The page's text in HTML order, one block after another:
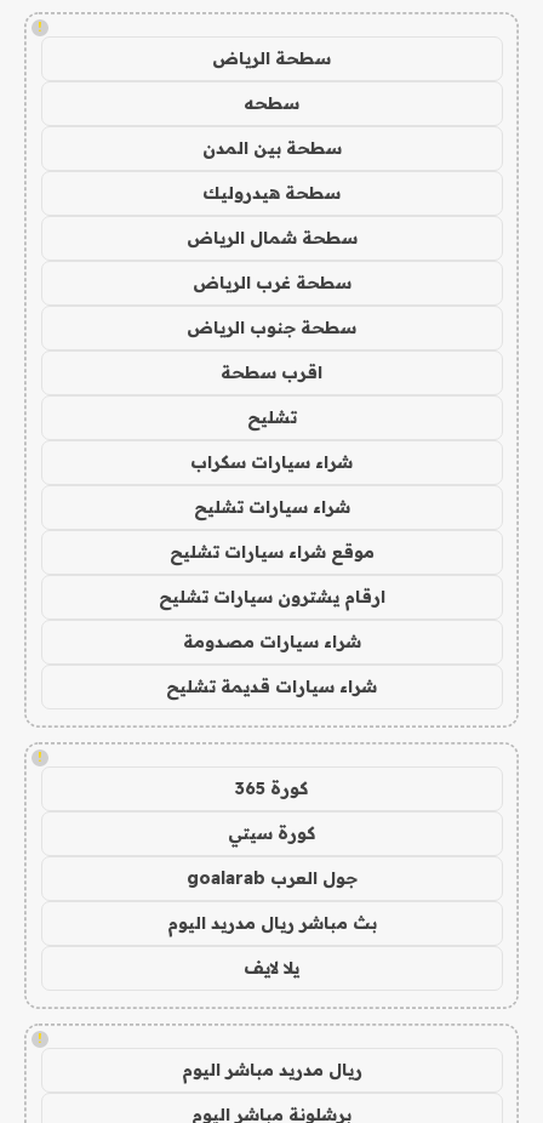
!
سطحة الرياض
سطحه
سطحة بين المدن
سطحة هيدروليك
سطحة شمال الرياض
سطحة غرب الرياض
سطحة جنوب الرياض
اقرب سطحة
تشليح
شراء سيارات سكراب
شراء سيارات تشليح
موقع شراء سيارات تشليح
ارقام يشترون سيارات تشليح
شراء سيارات مصدومة
شراء سيارات قديمة تشليح
!
كورة 365
كورة سيتي
جول العرب goalarab
بث مباشر ريال مدريد اليوم
يلا لايف
!
ريال مدريد مباشر اليوم
برشلونة مباشر اليوم